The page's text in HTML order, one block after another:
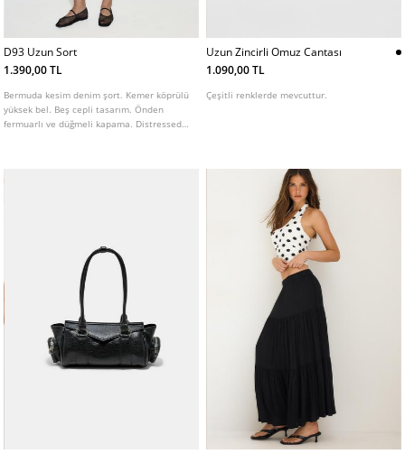
D93 Uzun Sort
1.390,00 TL
Bermuda kesim denim şort. Kemer köprülü
yüksek bel. Beş cepli tasarım. Önden
fermuarlı ve düğmeli kapama. Distressed
Uzun Zincirli Omuz Cantası
1.090,00 TL
Çeşitli renklerde mevcuttur.